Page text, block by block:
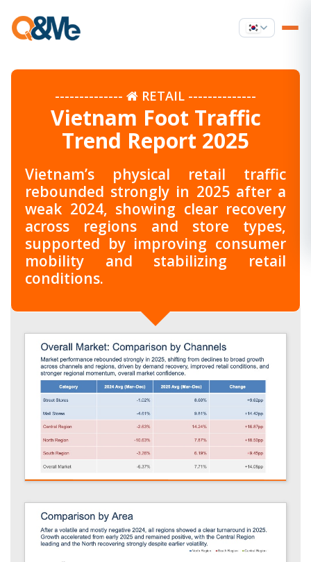
-------------- RETAIL --------------
Vietnam Foot Traffic
Trend Report 2025
Vietnam’s physical retail traffic
rebounded strongly in 2025 after a
weak 2024, showing clear recovery
across regions and store types,
supported by improving consumer
mobility and stabilizing retail
conditions.